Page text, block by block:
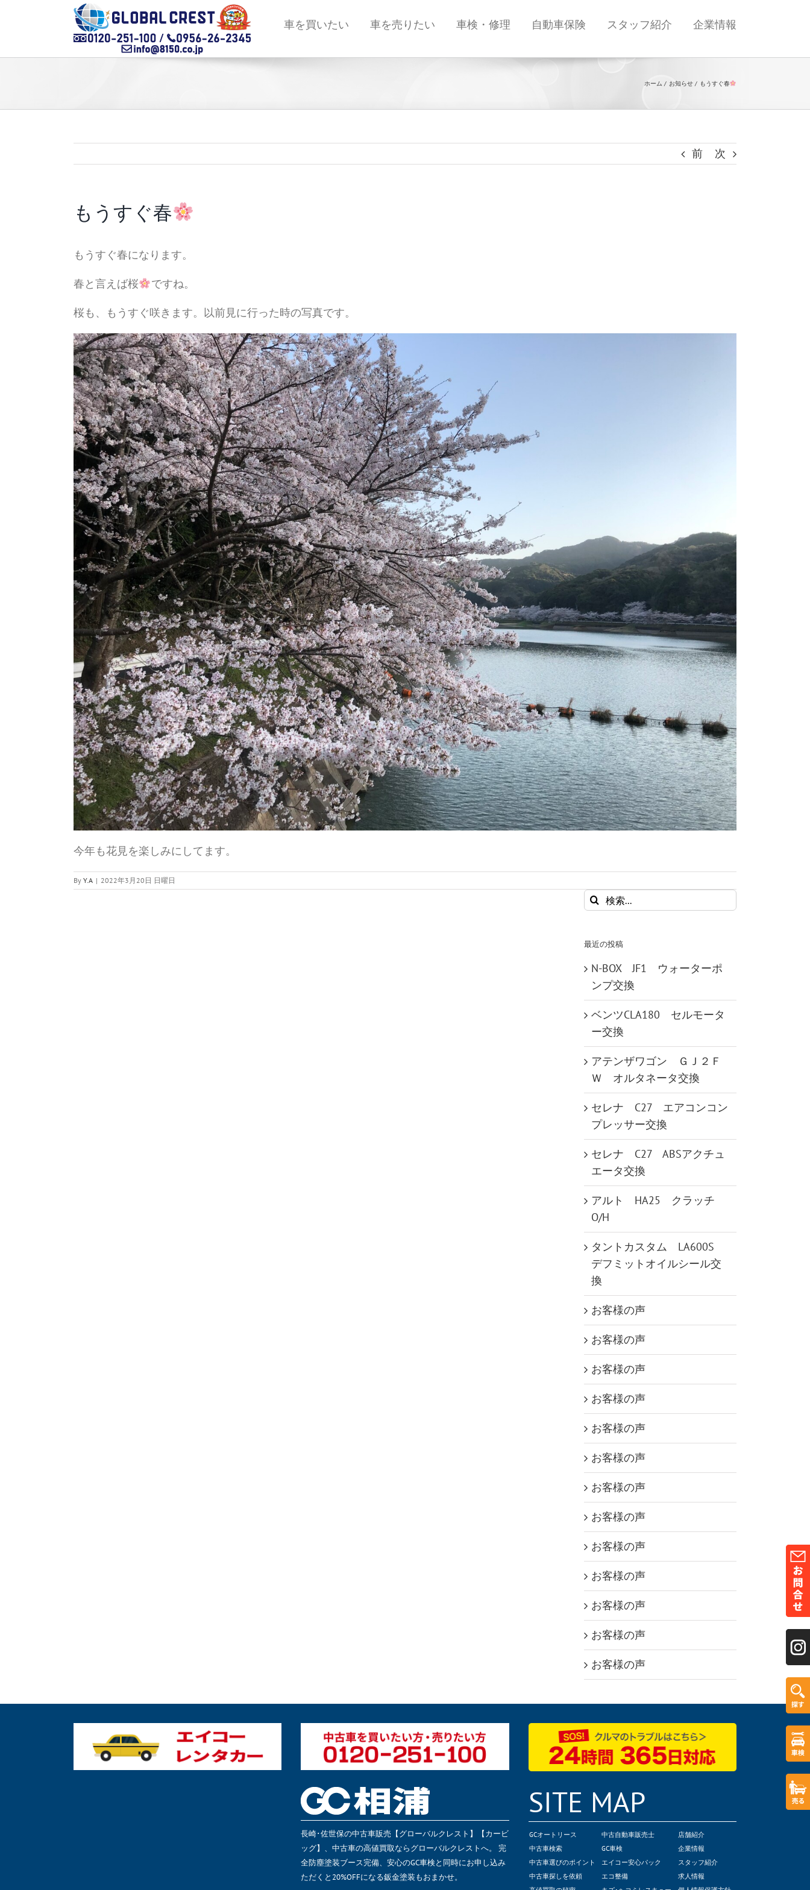
車を買いたい 車を売りたい 車検・修理 自動車保険 スタッフ紹介 企業情報
ホーム お知らせ もうすぐ春
前 次
もうすぐ春
もうすぐ春になります。
春と言えば桜 ですね。
桜も、もうすぐ咲きます。以前見に行った時の写真です。
今年も花見を楽しみにしてます。
By Y.A | 2022年3月20日 日曜日
検
索
最近の投稿
N-BOX JF1 ウォーターポ
ンプ交換
ベンツCLA180 セルモータ
ー交換
アテンザワゴン ＧＪ２Ｆ
Ｗ オルタネータ交換
セレナ C27 エアコンコン
プレッサー交換
セレナ C27 ABSアクチュ
エータ交換
アルト HA25 クラッチ
O/H
タントカスタム LA600S
デフミットオイルシール交
換
お客様の声
お客様の声
お客様の声
お客様の声
お客様の声
お客様の声
お客様の声
お客様の声
お客様の声
お客様の声
お客様の声
お客様の声
お客様の声
長崎･佐世保の中古車販売【グローバルクレスト】【カービ
ッグ】、中古車の高値買取ならグローバルクレストへ。 完
全防塵塗装ブース完備、安心のGC車検と同時にお申し込み
ただくと20%OFFになる鈑金塗装もおまかせ。
SITE MAP
GCオートリース
中古車検索
中古車選びのポイント
中古車探しを依頼
中古自動車販売士
GC車検
エイコー安心パック
エコ整備
店舗紹介
企業情報
スタッフ紹介
求人情報